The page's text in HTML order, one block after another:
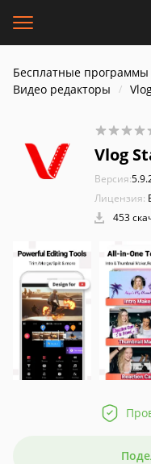
Бесплатные программы
Видео редакторы
Vlog
Версия:
Лицензия:
453